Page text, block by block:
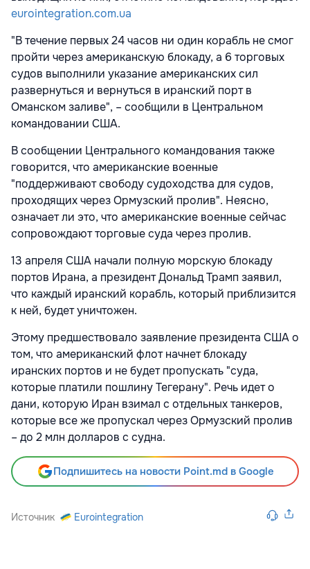
eurointegration.com.ua
"В течение первых 24 часов ни один корабль не смог
пройти через американскую блокаду, а 6 торговых
судов выполнили указание американских сил
развернуться и вернуться в иранский порт в
Оманском заливе", – сообщили в Центральном
командовании США.
В сообщении Центрального командования также
говорится, что американские военные
"поддерживают свободу судоходства для судов,
проходящих через Ормузский пролив". Неясно,
означает ли это, что американские военные сейчас
сопровождают торговые суда через пролив.
13 апреля США начали полную морскую блокаду
портов Ирана, а президент Дональд Трамп заявил,
что каждый иранский корабль, который приблизится
к ней, будет уничтожен.
Этому предшествовало заявление президента США о
том, что американский флот начнет блокаду
иранских портов и не будет пропускать "суда,
которые платили пошлину Тегерану". Речь идет о
дани, которую Иран взимал с отдельных танкеров,
которые все же пропускал через Ормузский пролив
– до 2 млн долларов с судна.
Подпишитесь на новости Point.md в Google
Источник Eurointegration